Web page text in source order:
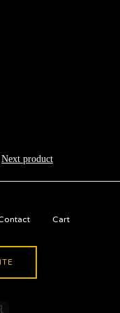
Next product
Cart